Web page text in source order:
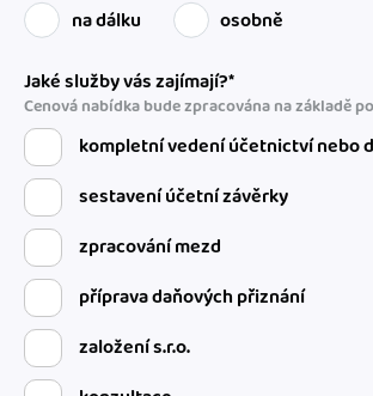
na dálku
osobně
Jaké služby vás zajímají?*
Cenová nabídka bude zpracována na základě
kompletní vedení účetnictví nebo
sestavení účetní závěrky
zpracování mezd
příprava daňových přiznání
založení s.r.o.